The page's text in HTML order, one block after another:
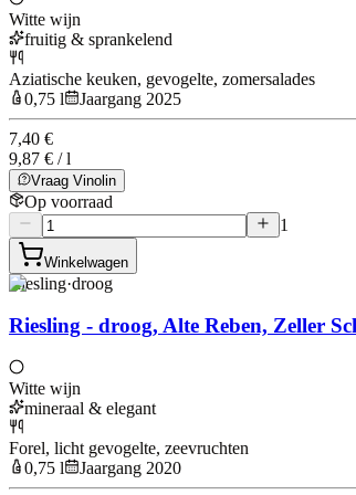
Witte wijn
fruitig & sprankelend
Aziatische keuken, gevogelte, zomersalades
0,75 l
Jaargang 2025
7,40 €
9,87 € / l
Vraag Vinolin
Op voorraad
1
Winkelwagen
Riesling·droog
Riesling - droog, Alte Reben, Zeller
Witte wijn
mineraal & elegant
Forel, licht gevogelte, zeevruchten
0,75 l
Jaargang 2020